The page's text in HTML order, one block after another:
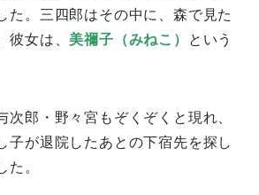
た。三四郎はその中に、森で見た
女は、 美禰子（みねこ） という
次郎・野々宮もぞくぞくと現れ、
子が退院したあとの下宿先を探し
。